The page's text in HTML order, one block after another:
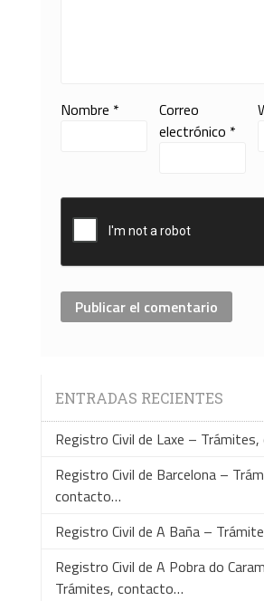
Nombre *
Correo
electrónico *
ENTRADAS RECIENTES
Registro Civil de Laxe –
Registro Civil de Barcelona –
contacto…
Registro Civil de A Baña –
Registro Civil de A Pobra do
Trámites, contacto…